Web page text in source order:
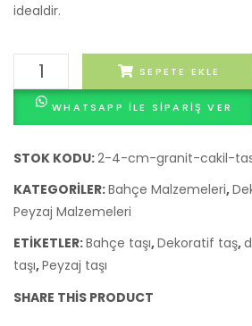
idealdir.
4
Çakıl
Ton
Bazlı
Dökme
Fiyatları
SEPETE EKLE
WHATSAPP ILE SIPARIŞ VER
STOK KODU:2-4-cm-granit-cakil-
KATEGORILER:Bahçe Malzemeleri,
Peyzaj Malzemeleri
ETIKETLER:Bahçe taşı,Dekoratif taş,
taşı,Peyzaj taşı
SHARE THIS PRODUCT